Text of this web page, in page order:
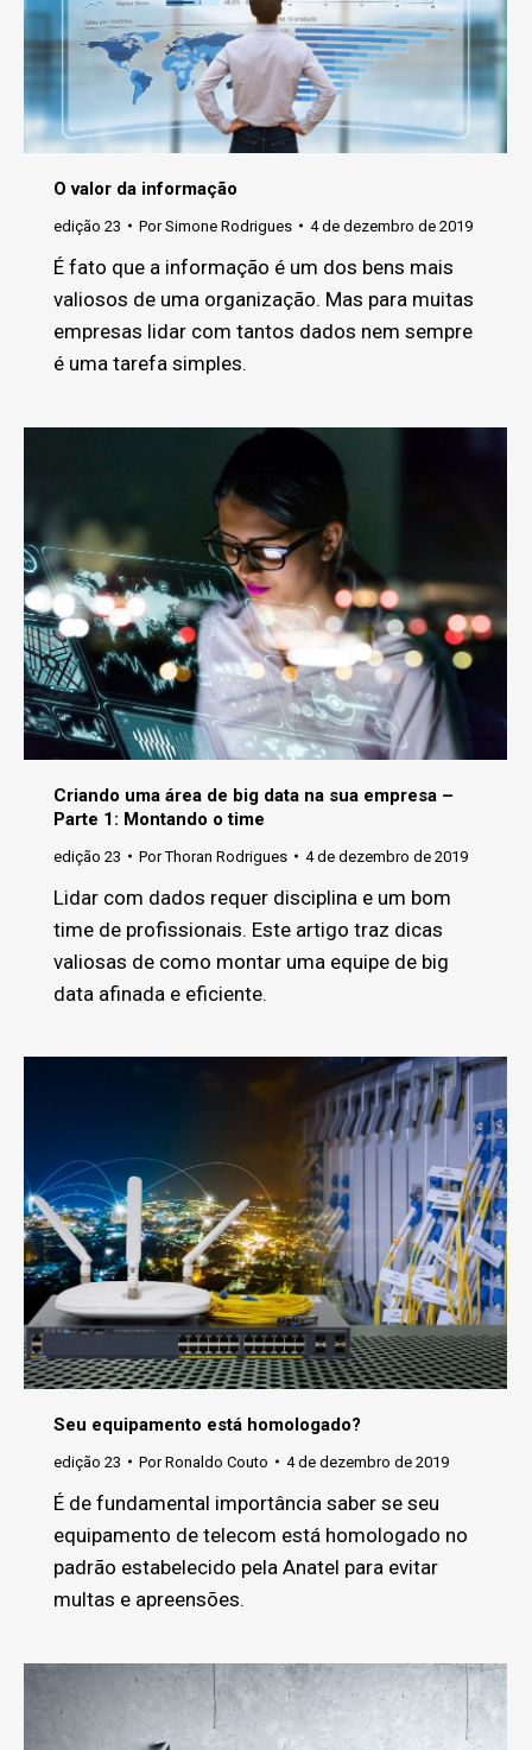
O valor da informação
edição 23 PorSimone Rodrigues 4 de dezembro de 2019
É fato que a informação é um dos bens mais
valiosos de uma organização. Mas para muitas
empresas lidar com tantos dados nem sempre
é uma tarefa simples.
Criando uma área de big data na sua empresa –
Parte 1: Montando o time
edição 23 PorThoran Rodrigues 4 de dezembro de 2019
Lidar com dados requer disciplina e um bom
time de profissionais. Este artigo traz dicas
valiosas de como montar uma equipe de big
data afinada e eficiente.
Seu equipamento está homologado?
edição 23 PorRonaldo Couto 4 de dezembro de 2019
É de fundamental importância saber se seu
equipamento de telecom está homologado no
padrão estabelecido pela Anatel para evitar
multas e apreensões.